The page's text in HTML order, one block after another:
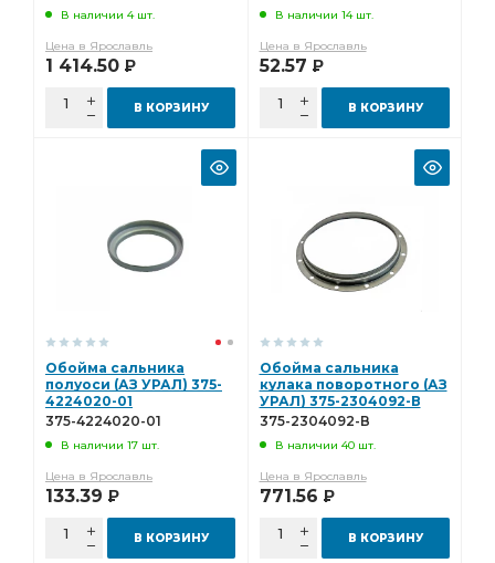
В наличии 4 шт.
Цена в Ярославль
1 414.50 Р
В КОРЗИНУ
В наличии 14 шт.
Цена в Ярославль
52.57 Р
В КОРЗИНУ
Обойма сальника
полуоси (АЗ УРАЛ) 375-
4224020-01
375-4224020-01
В наличии 17 шт.
Цена в Ярославль
133.39 Р
В КОРЗИНУ
Обойма сальника
кулака поворотного (АЗ
УРАЛ) 375-2304092-В
375-2304092-В
В наличии 40 шт.
Цена в Ярославль
771.56 Р
В КОРЗИНУ